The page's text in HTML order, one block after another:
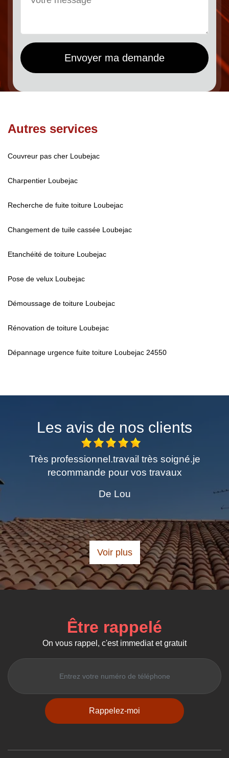
Autres services
Couvreur pas cher Loubejac
Charpentier Loubejac
Recherche de fuite toiture Loubejac
Changement de tuile cassée Loubejac
Etanchéité de toiture Loubejac
Pose de velux Loubejac
Démoussage de toiture Loubejac
Rénovation de toiture Loubejac
Dépannage urgence fuite toiture Loubejac 24550
Les avis de nos clients
professionnel.travail très soigné.je
recommande pour vos travaux
Voir plus
Être rappelé
On vous rappel, c'est immediat et gratuit